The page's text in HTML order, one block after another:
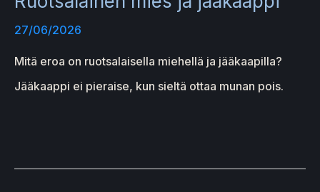
27/06/2026
Mitä eroa on ruotsalaisella miehellä ja jääkaapilla?
Jääkaappi ei pieraise, kun sieltä ottaa munan pois.